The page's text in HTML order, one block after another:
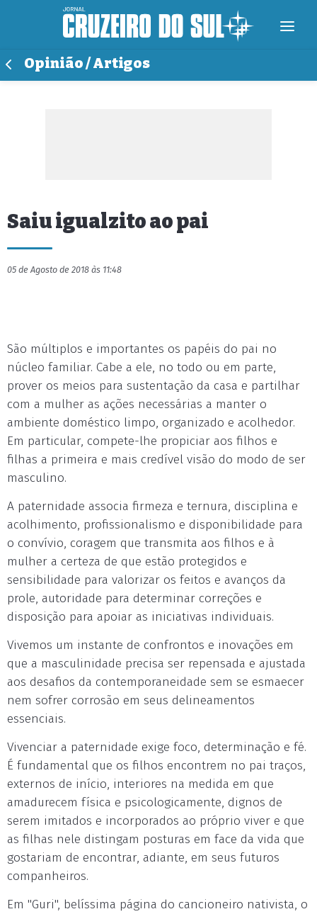
Opinião / Artigos
Saiu igualzito ao pai
05 de Agosto de 2018 às 11:48
São múltiplos e importantes os papéis do pai no
núcleo familiar. Cabe a ele, no todo ou em parte,
prover os meios para sustentação da casa e partilhar
com a mulher as ações necessárias a manter o
ambiente doméstico limpo, organizado e acolhedor.
Em particular, compete-lhe propiciar aos filhos e
filhas a primeira e mais credível visão do modo de ser
masculino.
A paternidade associa firmeza e ternura, disciplina e
acolhimento, profissionalismo e disponibilidade para
o convívio, coragem que transmita aos filhos e à
mulher a certeza de que estão protegidos e
sensibilidade para valorizar os feitos e avanços da
prole, autoridade para determinar correções e
disposição para apoiar as iniciativas individuais.
Vivemos um instante de confrontos e inovações em
que a masculinidade precisa ser repensada e ajustada
aos desafios da contemporaneidade sem se esmaecer
nem sofrer corrosão em seus delineamentos
essenciais.
Vivenciar a paternidade exige foco, determinação e fé.
É fundamental que os filhos encontrem no pai traços,
externos de início, interiores na medida em que
amadurecem física e psicologicamente, dignos de
serem imitados e incorporados ao próprio viver e que
as filhas nele distingam posturas em face da vida que
gostariam de encontrar, adiante, em seus futuros
companheiros.
Em "Guri", belíssima página do cancioneiro nativista, o